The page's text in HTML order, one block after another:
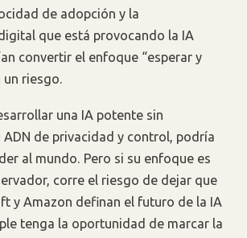
de adopción y la
que está provocando la IA
convertir el enfoque “esperar y
un riesgo.
una IA potente sin
de privacidad y control, podría
al mundo. Pero si su enfoque es
corre el riesgo de dejar que
y Amazon definan el futuro de la IA
tenga la oportunidad de marcar la